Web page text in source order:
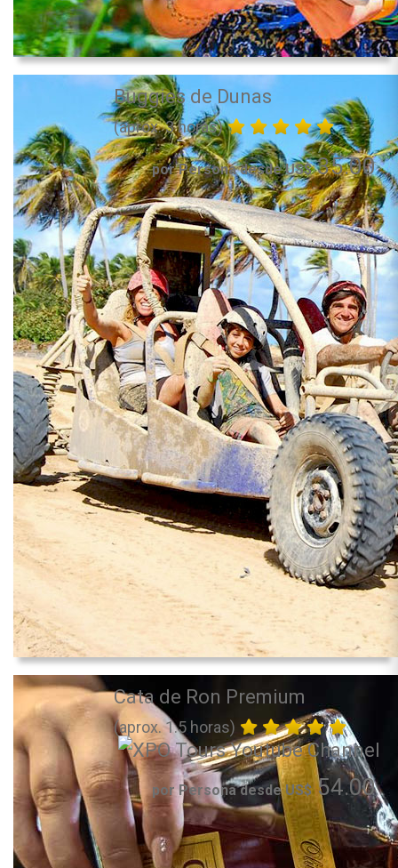
Buggies de Dunas
(aprox. 3 horas)
por Persona desde US$35.00
Cata de Ron Premium
(aprox. 1.5 horas)
por Persona desde US$54.00